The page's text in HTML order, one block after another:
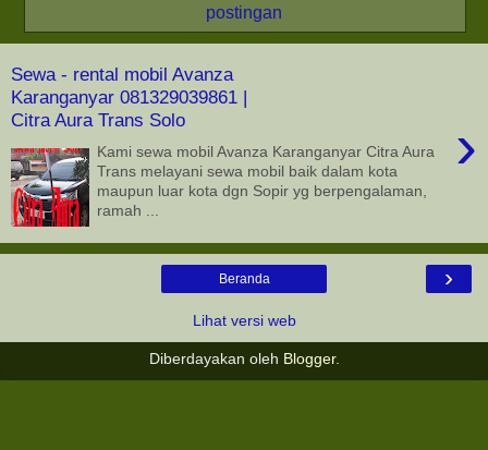
postingan
Sewa - rental mobil Avanza
Karanganyar 081329039861 |
Citra Aura Trans Solo
›
Kami sewa mobil Avanza Karanganyar Citra Aura
Trans melayani sewa mobil baik dalam kota
maupun luar kota dgn Sopir yg berpengalaman,
ramah ...
›
Beranda
Lihat versi web
Diberdayakan oleh Blogger.